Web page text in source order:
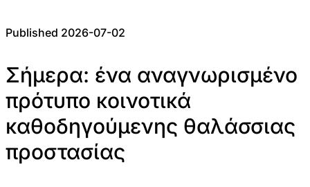
Published 2026-07-02
Σήμερα: ένα αναγνωρισμένο
πρότυπο κοινοτικά
καθοδηγούμενης θαλάσσιας
προστασίας